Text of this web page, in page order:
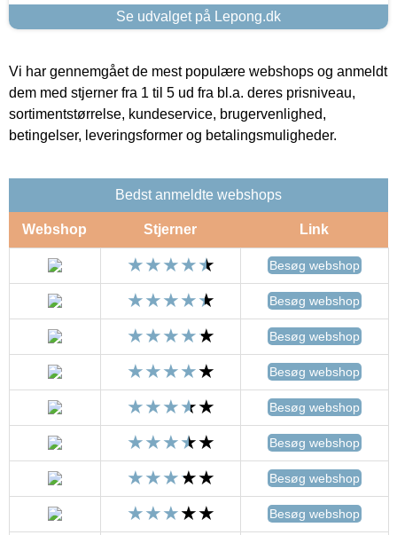
Se udvalget på Lepong.dk
Vi har gennemgået de mest populære webshops og anmeldt
dem med stjerner fra 1 til 5 ud fra bl.a. deres prisniveau,
sortimentstørrelse, kundeservice, brugervenlighed,
betingelser, leveringsformer og betalingsmuligheder.
Bedst anmeldte webshops
Webshop Stjerner Link
Besøg webshop
Besøg webshop
Besøg webshop
Besøg webshop
Besøg webshop
Besøg webshop
Besøg webshop
Besøg webshop